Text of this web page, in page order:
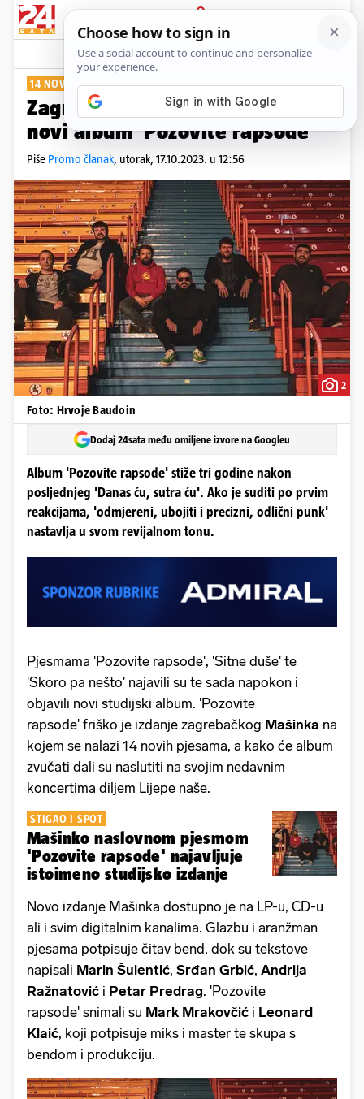
PRIJAVA
Show Komentari
14 NOVIH PJESAMA
Zagrebačka grupa Mašinko ima
novi album 'Pozovite rapsode'
Piše Promo članak, utorak, 17.10.2023. u 12:56
2
Foto: Hrvoje Baudoin
Dodaj 24sata među omiljene izvore na Googleu
Album 'Pozovite rapsode' stiže tri godine nakon
posljednjeg 'Danas ću, sutra ću'. Ako je suditi po prvim
reakcijama, 'odmjereni, ubojiti i precizni, odlični punk'
nastavlja u svom revijalnom tonu.
Pjesmama 'Pozovite rapsode', 'Sitne duše' te
'Skoro pa nešto' najavili su te sada napokon i
objavili novi studijski album. 'Pozovite
rapsode' friško je izdanje zagrebačkog Mašinka na
kojem se nalazi 14 novih pjesama, a kako će album
zvučati dali su naslutiti na svojim nedavnim
koncertima diljem Lijepe naše.
STIGAO I SPOT
Mašinko naslovnom pjesmom
'Pozovite rapsode' najavljuje
istoimeno studijsko izdanje
Novo izdanje Mašinka dostupno je na LP-u, CD-u
ali i svim digitalnim kanalima. Glazbu i aranžman
pjesama potpisuje čitav bend, dok su tekstove
napisali Marin Šulentić, Srđan Grbić, Andrija
Ražnatović i Petar Predrag. 'Pozovite
rapsode' snimali su Mark Mrakovčić i Leonard
Klaić, koji potpisuje miks i master te skupa s
bendom i produkciju.